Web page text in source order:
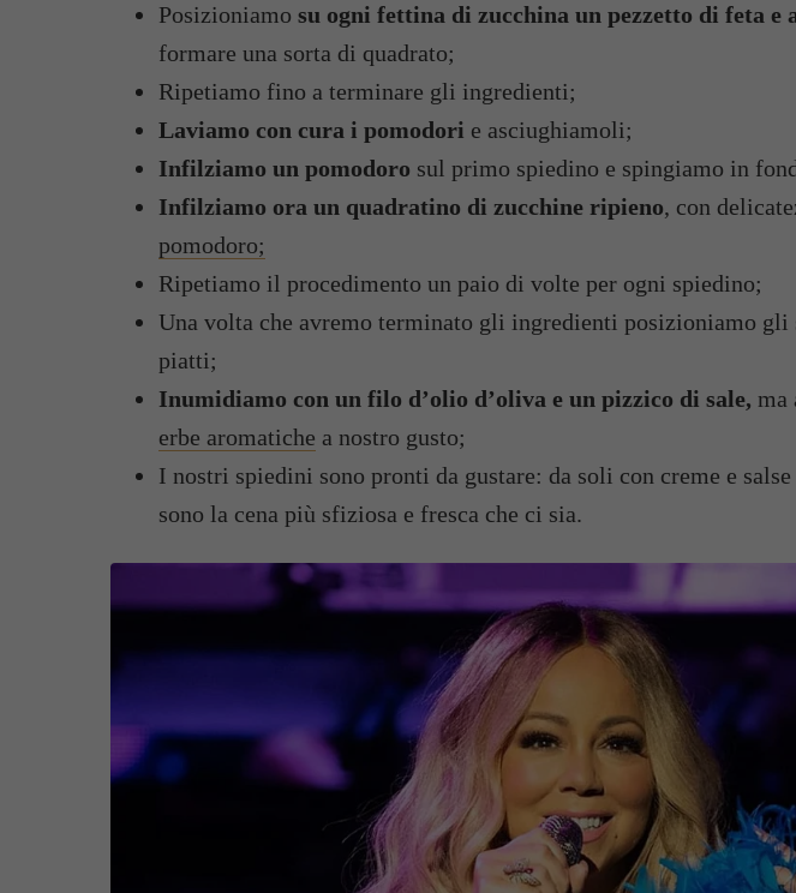
Posizioniamo su ogni fettina di zucchina un pezzetto di feta e
formare una sorta di quadrato;
Ripetiamo fino a terminare gli ingredienti;
Laviamo con cura i pomodori e asciughiamoli;
Infilziamo un pomodoro sul primo spiedino e spingiamo in
Infilziamo ora un quadratino di zucchine ripieno, con
pomodoro;
Ripetiamo il procedimento un paio di volte per ogni spiedino;
Una volta che avremo terminato gli ingredienti posizioniamo
piatti;
Inumidiamo con un filo d’olio d’oliva e un pizzico di sale, ma
erbe aromatiche a nostro gusto;
I nostri spiedini sono pronti da gustare: da soli con creme e
sono la cena più sfiziosa e fresca che ci sia.